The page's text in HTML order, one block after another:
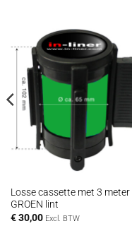
Losse cassette met 3 meter
GROEN lint
€30,00 Excl. BTW